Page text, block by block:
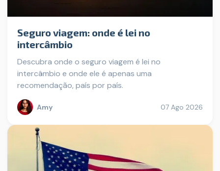
Seguro viagem: onde é lei no
intercâmbio
Descubra onde o seguro viagem é lei no
intercâmbio e onde ele é apenas uma
recomendação, país por país.
Amy 07 Ago 2026